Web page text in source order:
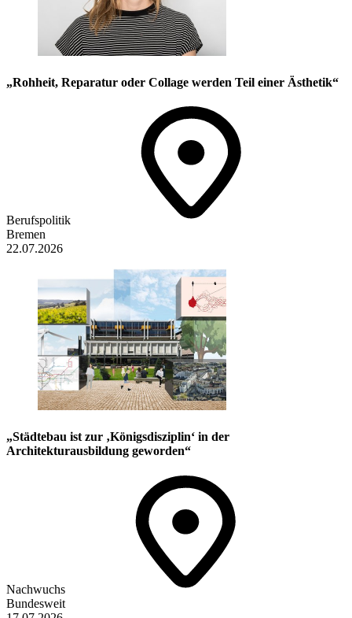
„Rohheit, Reparatur oder Collage werden Teil einer Ästhetik“
Berufspolitik
Bremen
22.07.2026
„Städtebau ist zur ‚Königsdisziplin‘ in der
Architekturausbildung geworden“
Nachwuchs
Bundesweit